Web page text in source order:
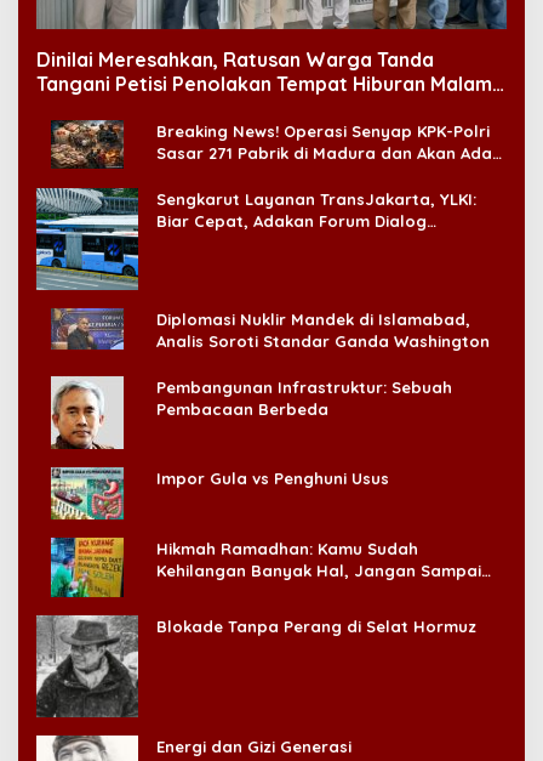
Dinilai Meresahkan, Ratusan Warga Tanda
Tangani Petisi Penolakan Tempat Hiburan Malam
Breaking News! Operasi Senyap KPK-Polri
Sasar 271 Pabrik di Madura dan Akan Ada
Sengkarut Layanan TransJakarta, YLKI:
Biar Cepat, Adakan Forum Dialog
Diplomasi Nuklir Mandek di Islamabad,
Analis Soroti Standar Ganda Washington
Pembangunan Infrastruktur: Sebuah
Pembacaan Berbeda
Impor Gula vs Penghuni Usus
Hikmah Ramadhan: Kamu Sudah
Kehilangan Banyak Hal, Jangan Sampai
Blokade Tanpa Perang di Selat Hormuz
Energi dan Gizi Generasi